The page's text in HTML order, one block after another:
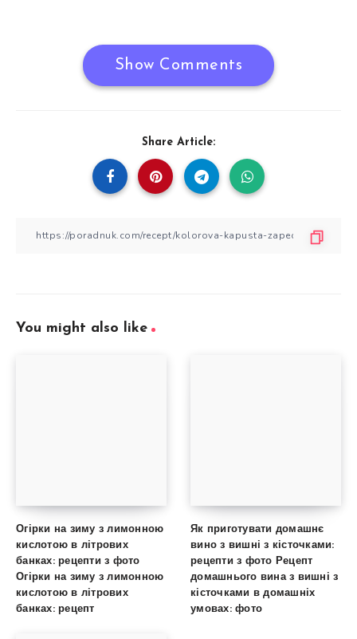
Show Comments
Share Article:
You might also like
Огірки на зиму з лимонною
кислотою в літрових
банках: рецепти з фото
Огірки на зиму з лимонною
кислотою в літрових
банках: рецепт
Як приготувати домашнє
вино з вишні з кісточками:
рецепти з фото Рецепт
домашнього вина з вишні з
кісточками в домашніх
умовах: фото